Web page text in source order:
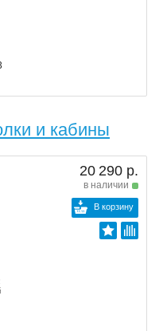
и кабины
20 290 р.
в наличии
В корзину